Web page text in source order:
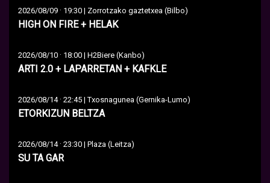
2026/08/09 · 19:30 | Zorrotzako gaztetxea (Bilbo)
HIGH ON FIRE + HELAK
2026/08/10 · 18:00 | H2Biere (Kanbo)
ARTI 2.0 + LAPARRETAN + KAFKLE
2026/08/14· 22:45 | Txosnagunea (Gernika-Lumo)
ETORKIZUN BELTZA
2026/08/14· 23:30 | Plaza (Leitza)
SU TA GAR